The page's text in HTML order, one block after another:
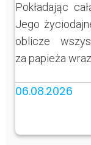
Pokładając
Jego
oblicze
za papieża
06.08.2026